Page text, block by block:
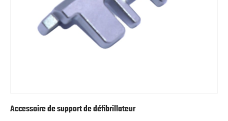
Accessoire de support de défibrillateur